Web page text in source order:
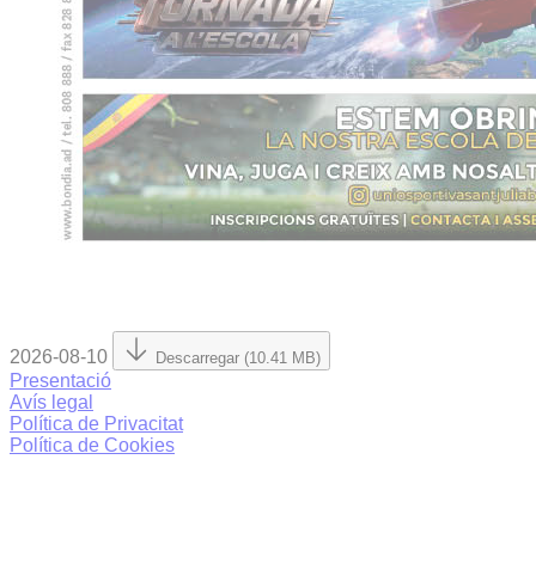
2026-08-10 Descarregar (10.41 MB)
Presentació
Avís legal
Política de Privacitat
Política de Cookies